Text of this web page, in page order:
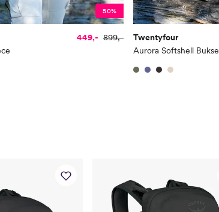
50%
449,- 899,-
Twentyfour
Aurora Softshell Bukse